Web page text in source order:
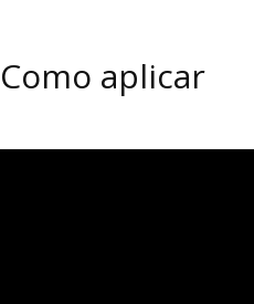
Como aplicar